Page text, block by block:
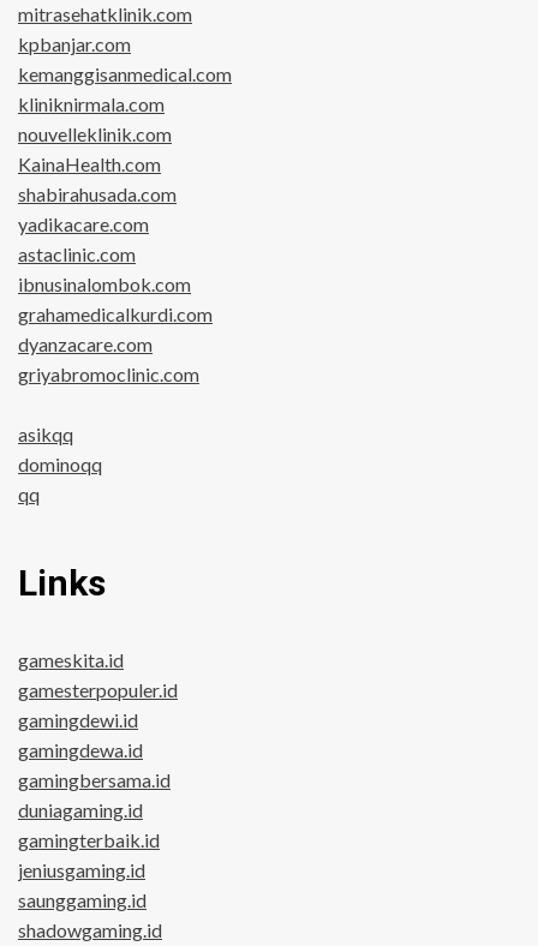
mitrasehatklinik.com
kpbanjar.com
kemanggisanmedical.com
kliniknirmala.com
nouvelleklinik.com
KainaHealth.com
shabirahusada.com
yadikacare.com
astaclinic.com
ibnusinalombok.com
grahamedicalkurdi.com
dyanzacare.com
griyabromoclinic.com
asikqq
dominoqq
qq
Links
gameskita.id
gamesterpopuler.id
gamingdewi.id
gamingdewa.id
gamingbersama.id
duniagaming.id
gamingterbaik.id
jeniusgaming.id
saunggaming.id
shadowgaming.id